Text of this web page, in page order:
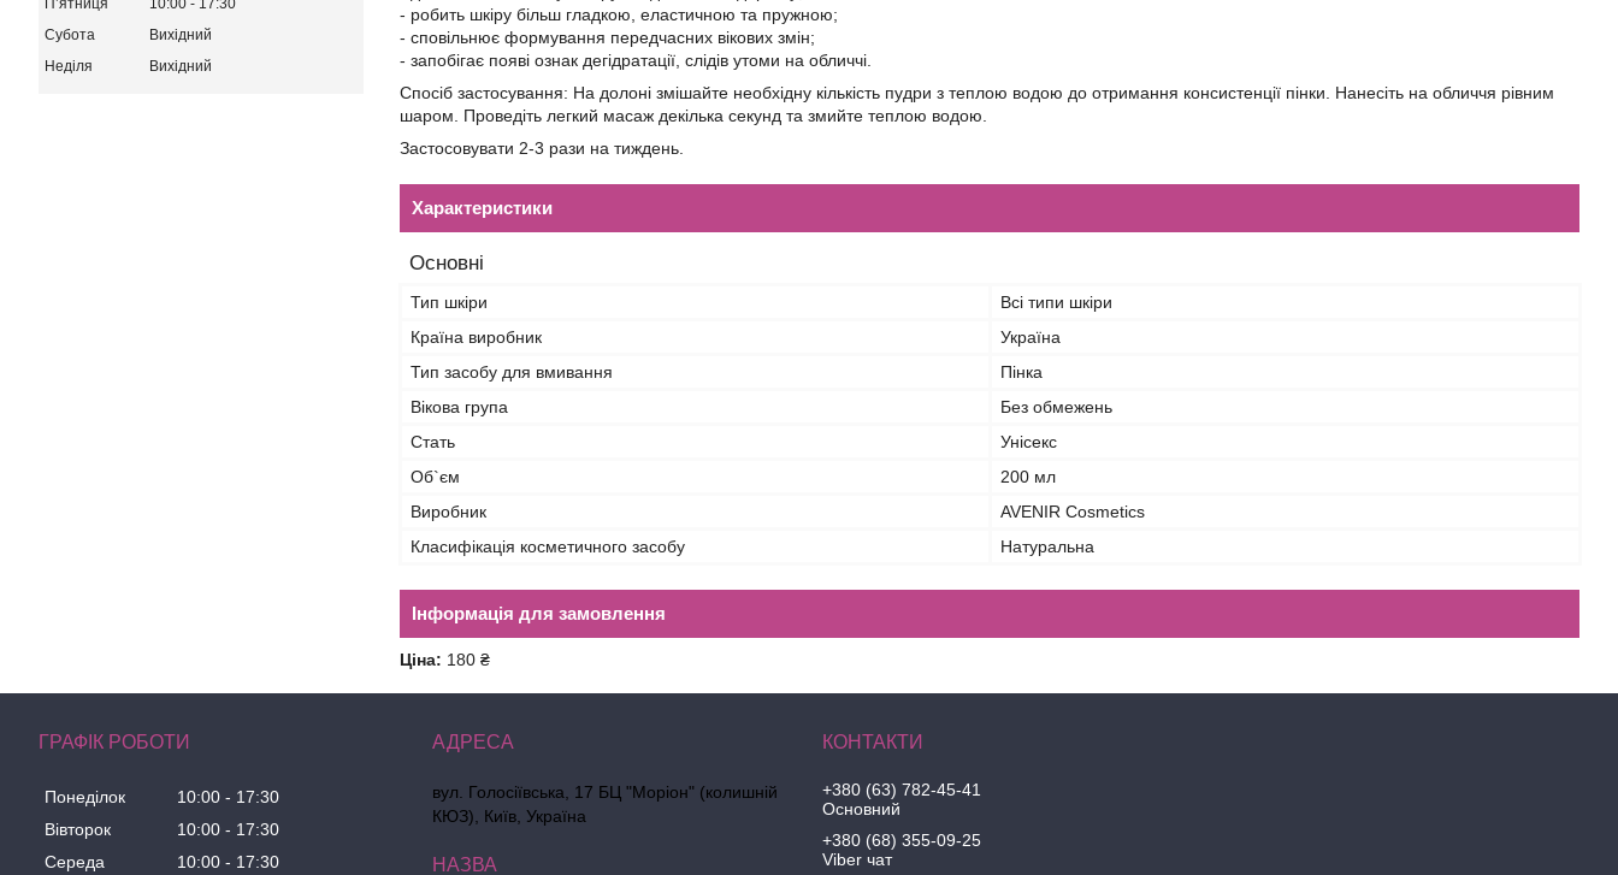
- робить шкіру більш гладкою, еластичною та пружною;
- сповільнює формування передчасних вікових змін;
- запобігає появі ознак дегідратації, слідів утоми на обличчі.
Спосіб застосування: На долоні змішайте необхідну кількість пудри з теплою водою до отримання консистенції пінки. Нанесіть на обличчя рівним
шаром. Проведіть легкий масаж декілька секунд та змийте теплою водою.
Застосовувати 2-3 рази на тиждень.
Характеристики
Основні
Тип шкіри
Всі типи шкіри
Країна виробник
Україна
Тип засобу для вмивання
Пінка
Вікова група
Без обмежень
Стать
Унісекс
Об`єм
200 мл
Виробник
AVENIR Cosmetics
Класифікація косметичного засобу
Натуральна
Інформація для замовлення
Ціна: 180 ₴
Субота
Вихідний
Неділя
Вихідний
ГРАФІК РОБОТИ
Понеділок 10:00
17:30
Вівторок
10:00
17:30
Середа
10:00 17:30
вул. Голосіївська, 17 БЦ "Моріон" (колишній
КЮЗ), Київ, Україна
+380 (63) 782-45-41
Основний
+380 (68) 355-09-25
Viber чат